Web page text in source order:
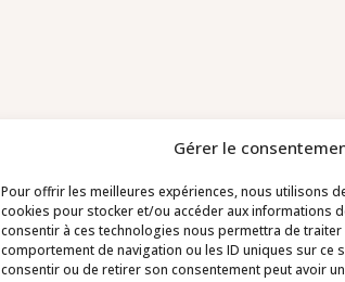
Gérer le
Pour offrir les meilleures expériences, nous utilisons
cookies pour stocker et/ou accéder aux informations
consentir à ces technologies nous permettra de
comportement de navigation ou les ID uniques sur ce
consentir ou de retirer son consentement peut avoir
Contact
03 20 64 78 73